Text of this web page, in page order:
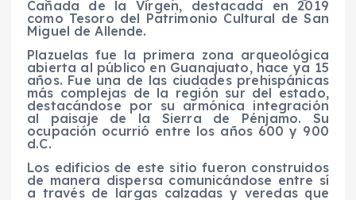
Cañada de la Virgen, destacada en 2019
como Tesoro del Patrimonio Cultural de San
Miguel de Allende.
Plazuelas fue la primera zona arqueológica
abierta al público en Guanajuato, hace ya 15
años. Fue una de las ciudades prehispánicas
más complejas de la región sur del estado,
destacándose por su armónica integración
al paisaje de la Sierra de Pénjamo. Su
ocupación ocurrió entre los años 600 y 900
d.C.
Los edificios de este sitio fueron construidos
de manera dispersa comunicándose entre sí
a través de largas calzadas y veredas que